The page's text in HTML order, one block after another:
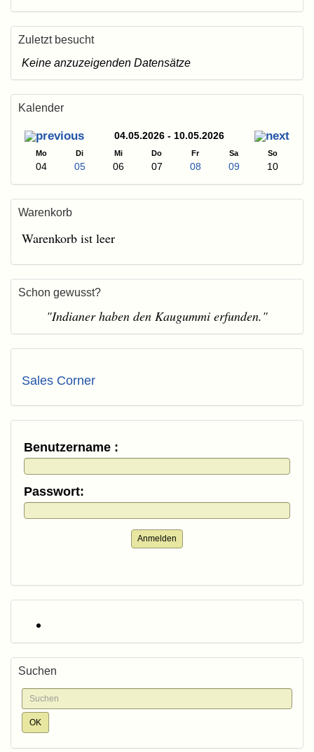
Zuletzt besucht
Keine anzuzeigenden Datensätze
Kalender
04.05.2026 - 10.05.2026
Mo Di Mi Do Fr Sa So
04 05 06 07 08 09 10
Warenkorb
Warenkorb ist leer
Schon gewusst?
"Indianer haben den Kaugummi erfunden."
Sales Corner
Benutzername :
Passwort:
Anmelden
Suchen